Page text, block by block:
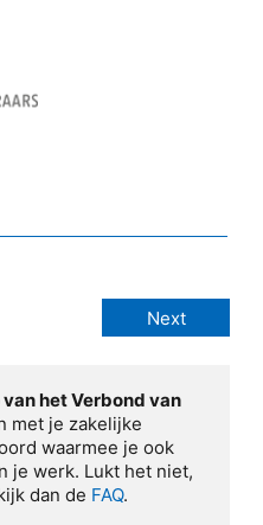
het Verbond van
met je zakelijke
waarmee je ook
je werk. Lukt het niet,
dan de FAQ.